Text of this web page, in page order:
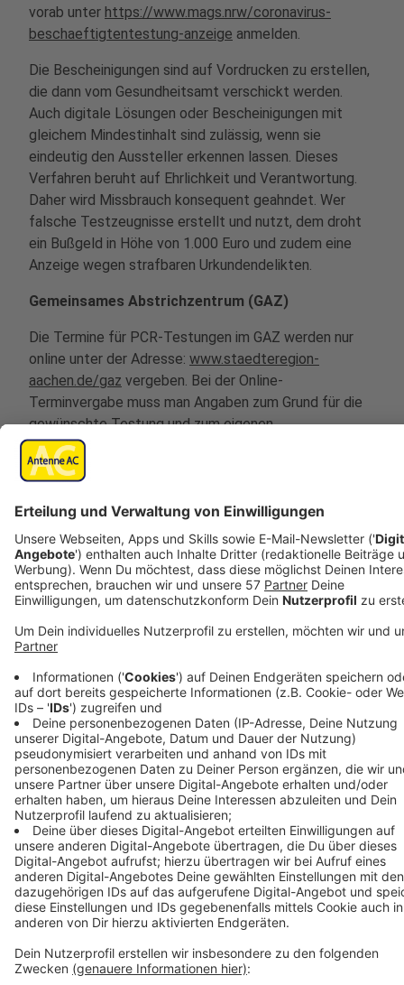
vorab unter https://www.mags.nrw/coronavirus-
beschaeftigtentestung-anzeige anmelden.
Die Bescheinigungen sind auf Vordrucken zu erstellen,
die dann vom Gesundheitsamt verschickt werden.
Auch digitale Lösungen oder Bescheinigungen mit
gleichem Mindestinhalt sind zulässig, wenn sie
eindeutig den Aussteller erkennen lassen. Dieses
Verfahren beruht auf Ehrlichkeit und Verantwortung.
Daher wird Missbrauch konsequent geahndet. Wer
falsche Testzeugnisse erstellt und nutzt, dem droht
ein Bußgeld in Höhe von 1.000 Euro und zudem eine
Anzeige wegen strafbaren Urkundendelikten.
Gemeinsames Abstrichzentrum (GAZ)
Die Termine für PCR-Testungen im GAZ werden nur
online unter der Adresse: www.staedteregion-
aachen.de/gaz vergeben. Bei der Online-
Terminvergabe muss man Angaben zum Grund für die
gewünschte Testung und zum eigenen
Gesundheitszustand machen. Das Formular wird
regelmäßig an die Teststrategie des Robert-Koch-
Menschen mit positiven Schnelltests in Heimen und
anderen Einrichtungen sowie Reihentestungen werden
durch das Gesundheitsamt unmittelbar angesprochen
und zu einem festen Termin eingeladen. Im GAZ
werden auch Bürgertest durchgeführt. Auch hierfür ist
Richtiges Verhalten bei positiven Selbsttests
Die Corona-Test-und-Quarantäneverordnung des
Landes NRW regelt unter anderem, wie sich Personen
verhalten müssen, deren Corona-Selbsttest ein
positives Ergebnis anzeigt. In diesem Fall sind diese
Personen verpflichtet, sich in einem Testzentrum oder
bei der Hausärztin oder dem Hausarzt unverzüglich,
spätestens am nächsten Werktag, einem PCR-Test
als Kontrolltest zu unterziehen. Diese Personen
müssen die Teststelle vorab über das positive
Selbsttestergebnis informieren. Im Zeitraum bis zum
PCR-Test müssen unmittelbare Kontakte zu anderen
Personen vermieden werden. Nach dem PCR-Test gilt
die Verpflichtung, sich bis zum Vorliegen des
Testergebnisses in Quarantäne zu begeben. Für